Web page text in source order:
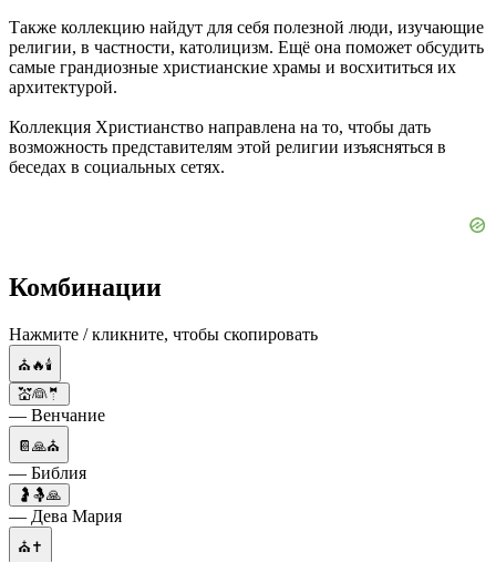
Также коллекцию найдут для себя полезной люди, изучающие
религии, в частности, католицизм. Ещё она поможет обсудить
самые грандиозные христианские храмы и восхититься их
архитектурой.
Коллекция Христианство направлена на то, чтобы дать
возможность представителям этой религии изъясняться в
беседах в социальных сетях.
Комбинации
Нажмите / кликните, чтобы скопировать
⛪🔥🕯
💒👰🤵
— Венчание
📔🙏⛪
— Библия
🤰🤱🙏
— Дева Мария
⛪✝️